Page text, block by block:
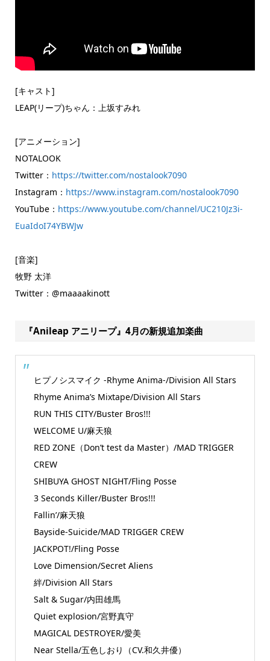
[キャスト]
LEAP(リープ)ちゃん：上坂すみれ
[アニメーション]
NOTALOOK
Twitter： https://twitter.com/nostalook7090
Instagram： https://www.instagram.com/nostalook7090
YouTube： https://www.youtube.com/channel/UC210Jz3i-
EuaIdoI74YBWJw
[音楽]
牧野 太洋
Twitter：@maaaakinott
『Anileap アニリープ』4月の新規追加楽曲
ヒプノシスマイク -Rhyme Anima-/Division All Stars
Rhyme Anima’s Mixtape/Division All Stars
RUN THIS CITY/Buster Bros!!!
WELCOME U/麻天狼
RED ZONE（Don’t test da Master）/MAD TRIGGER
CREW
SHIBUYA GHOST NIGHT/Fling Posse
3 Seconds Killer/Buster Bros!!!
Fallin’/麻天狼
Bayside-Suicide/MAD TRIGGER CREW
JACKPOT!/Fling Posse
Love Dimension/Secret Aliens
絆/Division All Stars
Salt & Sugar/内田雄馬
Quiet explosion/宮野真守
MAGICAL DESTROYER/愛美
Near Stella/五色しおり（CV.和久井優）